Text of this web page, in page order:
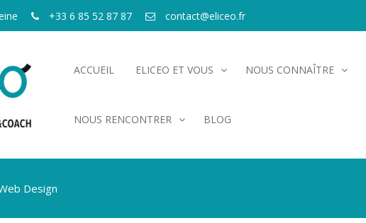
+33 6 85 52 87 87 contact@eliceo.fr
ACCUEIL ELICEO ET VOUS NOUS CONNAÎTRE
NOUS RENCONTRER BLOG
Design